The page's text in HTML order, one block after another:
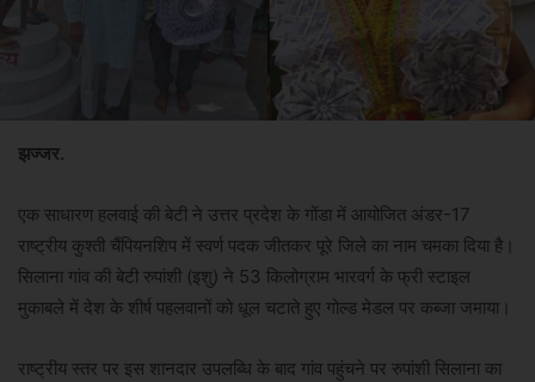
झज्जर.
एक साधारण हलवाई की बेटी ने उत्तर प्रदेश के गोंडा में आयोजित अंडर-17
राष्ट्रीय कुश्ती चैंपियनशिप में स्वर्ण पदक जीतकर पूरे जिले का नाम चमका दिया है।
सिलाना गांव की बेटी रुपांशी (इशु) ने 53 किलोग्राम भारवर्ग के फ्री स्टाइल
मुकाबले में देश के शीर्ष पहलवानों को धूल चटाते हुए गोल्ड मेडल पर कब्जा जमाया।
राष्ट्रीय स्तर पर इस शानदार उपलब्धि के बाद गांव पहुंचने पर रुपांशी सिलाना का